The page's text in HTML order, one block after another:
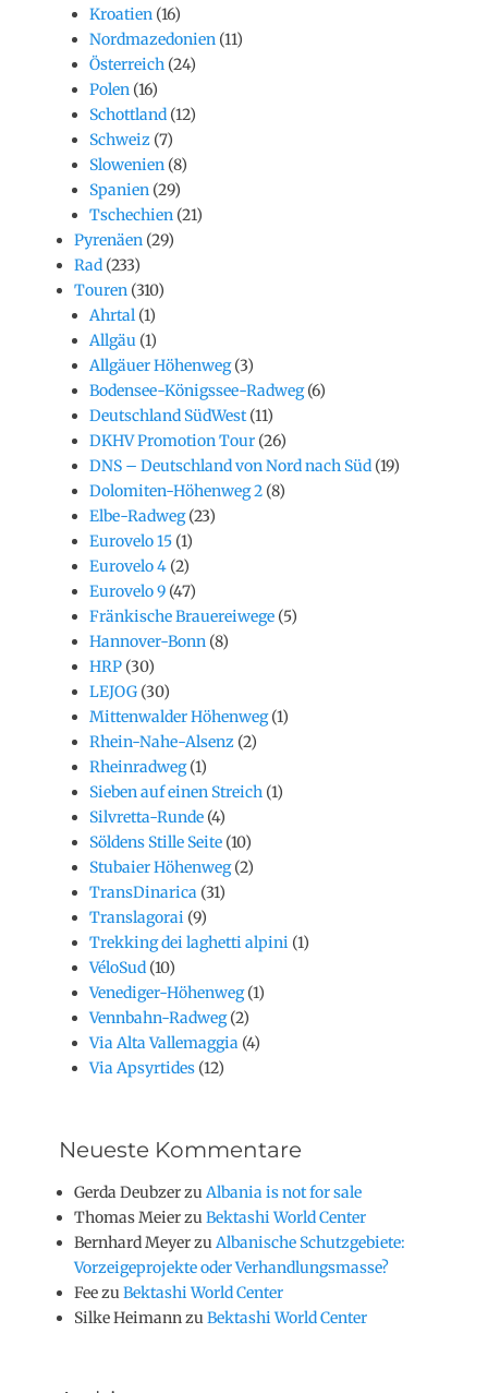
Kroatien (16)
Nordmazedonien (11)
Österreich (24)
Polen (16)
Schottland (12)
Schweiz (7)
Slowenien (8)
Spanien (29)
Tschechien (21)
Pyrenäen (29)
Rad (233)
Touren (310)
Ahrtal (1)
Allgäu (1)
Allgäuer Höhenweg(3)
Bodensee-Königssee-Radweg(6)
Deutschland SüdWest(11)
DKHV Promotion Tour (26)
DNS – Deutschland von Nord nach Süd (19)
Dolomiten-Höhenweg 2 (8)
Elbe-Radweg(23)
Eurovelo 15 (1)
Eurovelo 4 (2)
Eurovelo 9 (47)
Fränkische Brauereiwege (5)
Hannover-Bonn (8)
HRP (30)
LEJOG (30)
Mittenwalder Höhenweg(1)
Rhein-Nahe-Alsenz (2)
Rheinradweg(1)
Sieben auf einen Streich (1)
Silvretta-Runde (4)
Söldens Stille Seite (10)
Stubaier Höhenweg(2)
TransDinarica (31)
Translagorai (9)
Trekking dei laghetti alpini (1)
VéloSud (10)
Venediger-Höhenweg(1)
Vennbahn-Radweg(2)
Via Alta Vallemaggia (4)
Via Apsyrtides (12)
Neueste Kommentare
Gerda DeubzerzuAlbania is not for sale
Thomas MeierzuBektashi World Center
Bernhard MeyerzuAlbanische Schutzgebiete:
Vorzeigeprojekte oder Verhandlungsmasse?
FeezuBektashi World Center
Silke HeimannzuBektashi World Center